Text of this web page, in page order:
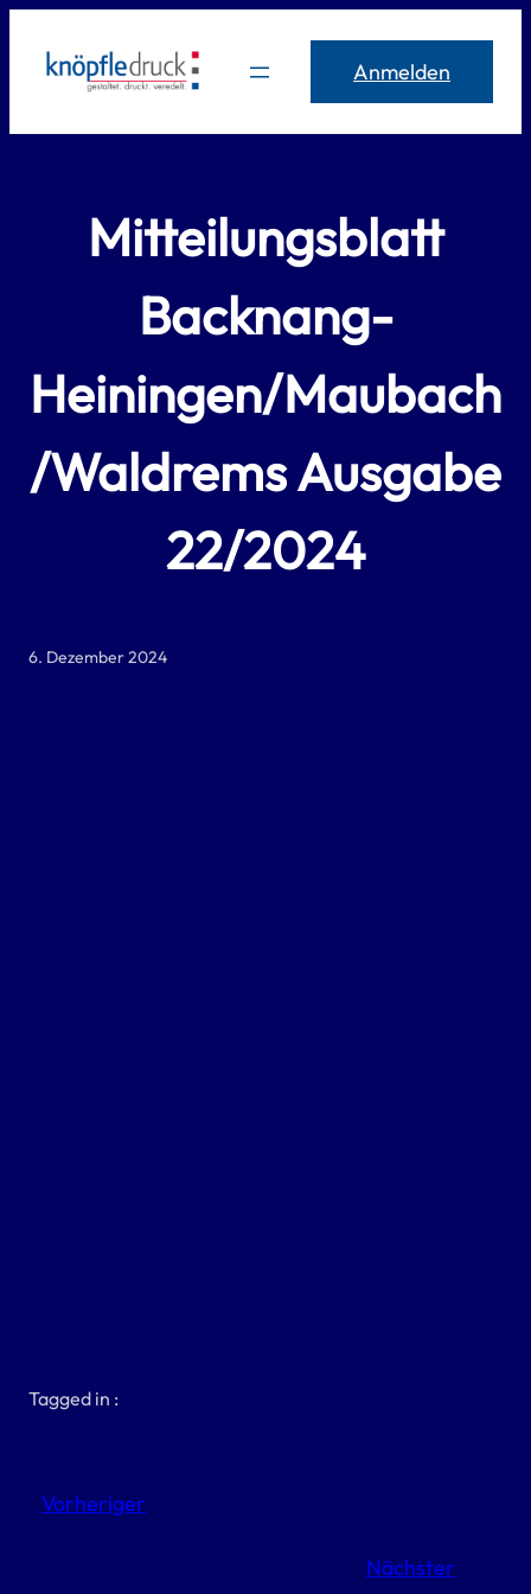
Inhalt
springen
Anmelden
Mitteilungsblatt
Backnang-
Heiningen/Maubach
/Waldrems Ausgabe
22/2024
6. Dezember 2024
Tagged in :
Vorheriger
Nächster